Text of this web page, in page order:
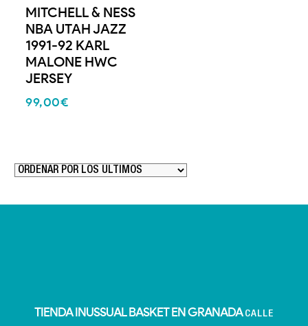
MITCHELL & NESS
NBA UTAH JAZZ
1991-92 KARL
MALONE HWC
JERSEY
99,00€
TIENDA INUSSUAL BASKET EN GRANADA CALLE